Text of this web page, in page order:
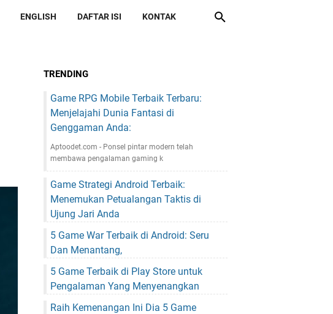
ENGLISH DAFTAR ISI KONTAK
TRENDING
Game RPG Mobile Terbaik Terbaru:
Menjelajahi Dunia Fantasi di
Genggaman Anda:
Aptoodet.com - Ponsel pintar modern telah
membawa pengalaman gaming k
Game Strategi Android Terbaik:
Menemukan Petualangan Taktis di
Ujung Jari Anda
5 Game War Terbaik di Android: Seru
Dan Menantang,
5 Game Terbaik di Play Store untuk
Pengalaman Yang Menyenangkan
Raih Kemenangan Ini Dia 5 Game